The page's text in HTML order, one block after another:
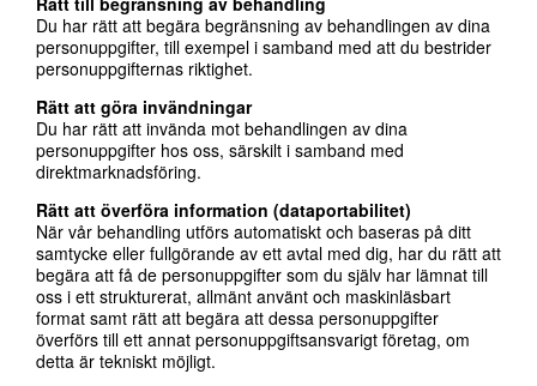
Du har rätt att begära begränsning av behandlingen av dina
personuppgifter, till exempel i samband med att du bestrider
personuppgifternas riktighet.
Rätt att göra invändningar
Du har rätt att invända mot behandlingen av dina
personuppgifter hos oss, särskilt i samband med
direktmarknadsföring.
Rätt att överföra information (dataportabilitet)
När vår behandling utförs automatiskt och baseras på ditt
samtycke eller fullgörande av ett avtal med dig, har du rätt att
begära att få de personuppgifter som du själv har lämnat till
oss i ett strukturerat, allmänt använt och maskinläsbart
format samt rätt att begära att dessa personuppgifter
överförs till ett annat personuppgiftsansvarigt företag, om
detta är tekniskt möjligt.